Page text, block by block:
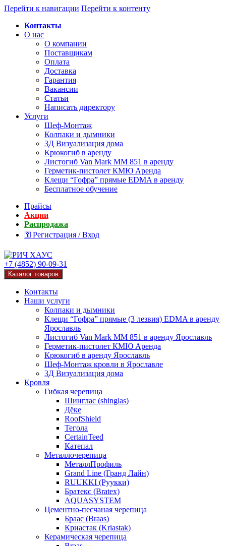
Перейти к навигации Перейти к контенту
Контакты
О нас
О компании
Поставщикам
Оплата
Доставка
Гарантия
Вакансии
Статьи
Написать директору
Услуги
Шеф-Монтаж
Колпаки и дымники
3Д Визуализация дома
Крюкогиб в аренду
Листогиб Van Mark MM 851 в аренду
Герметик-пистолет КМЮ Аренда
Клещи “Гофра” прямые EDMA в аренду
Бесплатное обучение
Прайсы
Акции
Распродажа
⚿ Регистрация / Вход
+7 (4852) 90-09-31
Каталог товаров
Контакты
Наши услуги
Колпаки и дымники
Клещи “Гофра” прямые (3 лезвия) EDMA в аренду
Ярославль
Листогиб Van Mark MM 851 в аренду Ярославль
Герметик-пистолет КМЮ Аренда
Крюкогиб в аренду Ярославль
Шеф-Монтаж кровли в Ярославле
3Д Визуализация дома
Кровля
Гибкая черепица
Шинглас (shinglas)
Дёке
RoofShield
Тегола
CertainTeed
Катепал
Металлочерепица
МеталлПрофиль
Grand Line (Гранд Лайн)
RUUKKI (Руукки)
Братекс (Bratex)
AQUASYSTEM
Цементно-песчаная черепица
Браас (Braas)
Криастак (Kriastak)
Керамическая черепица